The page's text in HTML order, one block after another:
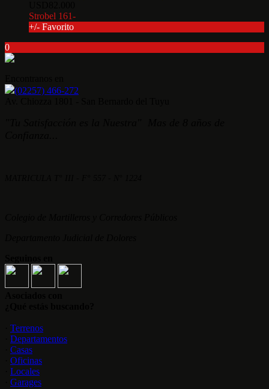
Strobel 161-
+/- Favorito
0
(02257) 466-272
Terrenos
Departamentos
Casas
Oficinas
Locales
Garages